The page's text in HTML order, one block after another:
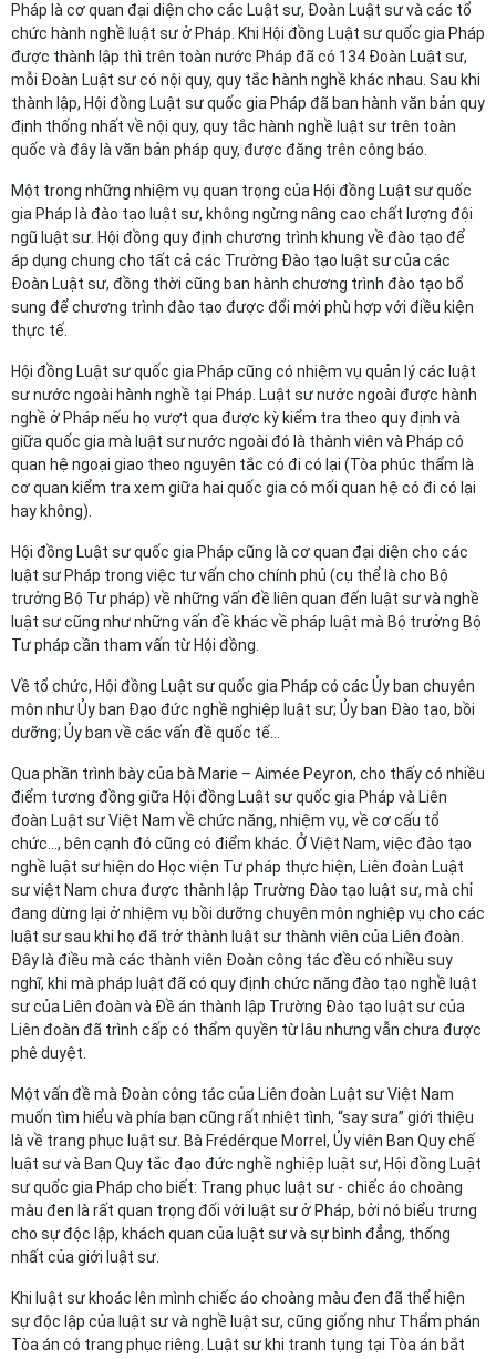
Pháp là cơ quan đại diện cho các Luật sư, Đoàn Luật sư và các tổ
chức hành nghề luật sư ở Pháp. Khi Hội đồng Luật sư quốc gia Pháp
được thành lập thì trên toàn nước Pháp đã có 134 Đoàn Luật sư,
mỗi Đoàn Luật sư có nội quy, quy tắc hành nghề khác nhau. Sau khi
thành lập, Hội đồng Luật sư quốc gia Pháp đã ban hành văn bản quy
định thống nhất về nội quy, quy tắc hành nghề luật sư trên toàn
quốc và đây là văn bản pháp quy, được đăng trên công báo.
Một trong những nhiệm vụ quan trọng của Hội đồng Luật sư quốc
gia Pháp là đào tạo luật sư, không ngừng nâng cao chất lượng đội
ngũ luật sư. Hội đồng quy định chương trình khung về đào tạo để
áp dụng chung cho tất cả các Trường Đào tạo luật sư của các
Đoàn Luật sư, đồng thời cũng ban hành chương trình đào tạo bổ
sung để chương trình đào tạo được đổi mới phù hợp với điều kiện
thực tế.
Hội đồng Luật sư quốc gia Pháp cũng có nhiệm vụ quản lý các luật
sư nước ngoài hành nghề tại Pháp. Luật sư nước ngoài được hành
nghề ở Pháp nếu họ vượt qua được kỳ kiểm tra theo quy định và
giữa quốc gia mà luật sư nước ngoài đó là thành viên và Pháp có
quan hệ ngoại giao theo nguyên tắc có đi có lại (Tòa phúc thẩm là
cơ quan kiểm tra xem giữa hai quốc gia có mối quan hệ có đi có lại
hay không).
Hội đồng Luật sư quốc gia Pháp cũng là cơ quan đại diện cho các
luật sư Pháp trong việc tư vấn cho chính phủ (cụ thể là cho Bộ
trưởng Bộ Tư pháp) về những vấn đề liên quan đến luật sư và nghề
luật sư cũng như những vấn đề khác về pháp luật mà Bộ trưởng Bộ
Tư pháp cần tham vấn từ Hội đồng.
Về tổ chức, Hội đồng Luật sư quốc gia Pháp có các Ủy ban chuyên
môn như Ủy ban Đạo đức nghề nghiệp luật sư; Ủy ban Đào tạo, bồi
dưỡng; Ủy ban về các vấn đề quốc tế…
Qua phần trình bày của bà Marie – Aimée Peyron, cho thấy có nhiều
điểm tương đồng giữa Hội đồng Luật sư quốc gia Pháp và Liên
đoàn Luật sư Việt Nam về chức năng, nhiệm vụ, về cơ cấu tổ
chức…, bên cạnh đó cũng có điểm khác. Ở Việt Nam, việc đào tạo
nghề luật sư hiện do Học viện Tư pháp thực hiện, Liên đoàn Luật
sư việt Nam chưa được thành lập Trường Đào tạo luật sư, mà chỉ
đang dừng lại ở nhiệm vụ bồi dưỡng chuyên môn nghiệp vụ cho các
luật sư sau khi họ đã trở thành luật sư thành viên của Liên đoàn.
Đây là điều mà các thành viên Đoàn công tác đều có nhiều suy
nghĩ, khi mà pháp luật đã có quy định chức năng đào tạo nghề luật
sư của Liên đoàn và Đề án thành lập Trường Đào tạo luật sư của
Liên đoàn đã trình cấp có thẩm quyền từ lâu nhưng vẫn chưa được
phê duyệt.
Một vấn đề mà Đoàn công tác của Liên đoàn Luật sư Việt Nam
muốn tìm hiểu và phía bạn cũng rất nhiệt tình, “say sưa” giới thiệu
là về trang phục luật sư. Bà Frédérque Morrel, Ủy viên Ban Quy chế
luật sư và Ban Quy tắc đạo đức nghề nghiệp luật sư, Hội đồng Luật
sư quốc gia Pháp cho biết: Trang phục luật sư - chiếc áo choàng
màu đen là rất quan trọng đối với luật sư ở Pháp, bởi nó biểu trưng
cho sự độc lập, khách quan của luật sư và sự bình đẳng, thống
nhất của giới luật sư.
Khi luật sư khoác lên mình chiếc áo choàng màu đen đã thể hiện
sự độc lập của luật sư và nghề luật sư, cũng giống như Thẩm phán
Tòa án có trang phục riêng. Luật sư khi tranh tụng tại Tòa án bắt